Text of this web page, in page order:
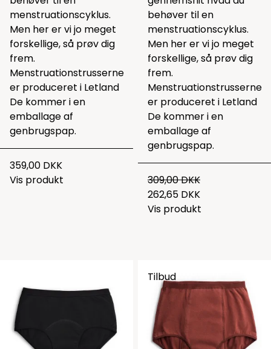
menstruationscyklus.
Men her er vi jo meget
forskellige, så prøv dig
frem.
Menstruationstrusserne
er produceret i Letland
De kommer i en
emballage af
genbrugspap.
359,00 DKK
Vis produkt
behøver til en
menstruationscyklus.
Men her er vi jo meget
forskellige, så prøv dig
frem.
Menstruationstrusserne
er produceret i Letland
De kommer i en
emballage af
genbrugspap.
309,00 DKK
262,65 DKK
Vis produkt
Tilbud